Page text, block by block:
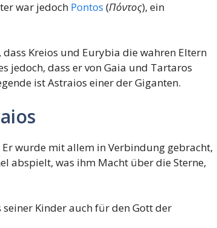
war jedoch Pontos (Πόντος), ein
Kreios und Eurybia die wahren Eltern
jedoch, dass er von Gaia und Tartaros
ist Astraios einer der Giganten.
wurde mit allem in Verbindung gebracht,
abspielt, was ihm Macht über die Sterne,
Kinder auch für den Gott der